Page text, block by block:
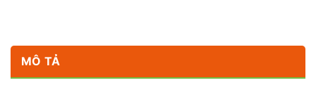
MÔ TẢ